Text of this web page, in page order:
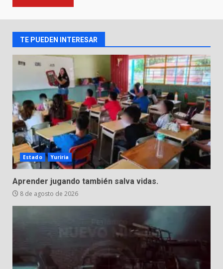
7 de agosto de 2026
Inauguran la Galería Historia y
Arte en Cartonería
7 de agosto de 2026
4
Valle de Santiago refuerza
seguridad con nuevas unidades
7 de agosto de 2026
Los Pastores: tradición que
resiste al paso del tiempo
6 de agosto de 2026
El Pbro. Mario Alberto Pérez
asume la administración de la
parroquia de Guarapo
TE PUEDEN INTERESAR
Estado Yuriria
Aprender jugando también salva vidas.
8 de agosto de 2026